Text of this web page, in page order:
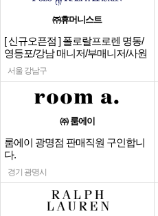
㈜휴머니스트
[ 신규오픈점 ] 폴로랄프로렌 명동/
영등포/강남 매니저/부매니저/사원
서울 강남구
㈜ 룸에이
룸에이 광명점 판매직원 구인합니
다.
경기 광명시